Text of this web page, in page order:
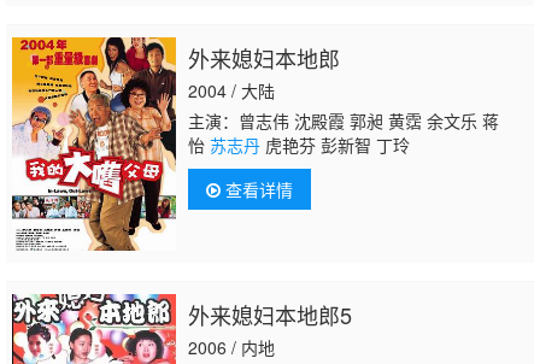
外来媳妇本地郎
2004 / 大陆
主演：曾志伟 沈殿霞 郭昶 黄霑 余文乐 蒋
怡 苏志丹虎艳芬 彭新智 丁玲
查看详情
外来媳妇本地郎5
2006 / 内地